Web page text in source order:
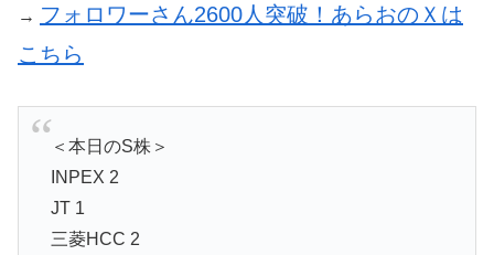
→ フォロワーさん2600人突破！あらおのＸは
こちら
＜本日のS株＞
INPEX 2
JT 1
三菱HCC 2